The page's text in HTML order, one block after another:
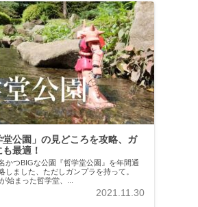
堂公園」の見どころを攻略、ガ
最適！
かつBIGな公園『哲学堂公園』を年間通
しました、ただしガンプラを持って。
始まった哲学堂、...
2021.11.30